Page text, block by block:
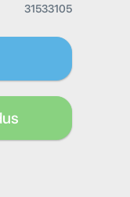
31533105